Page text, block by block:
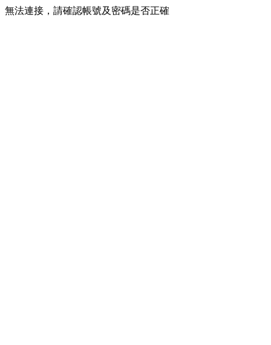
無法連接，請確認帳號及密碼是否正確